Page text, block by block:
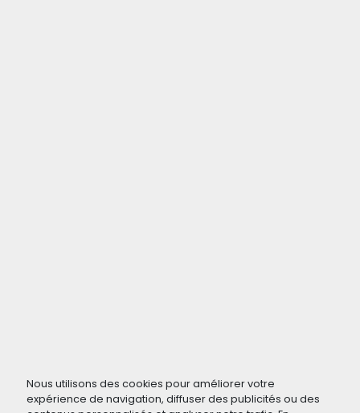
Nous utilisons des cookies pour améliorer votre
expérience de navigation, diffuser des publicités ou des